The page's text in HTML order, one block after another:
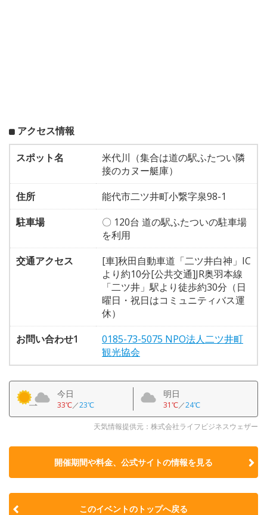
アクセス情報
スポット名
米代川（集合は道の駅ふたつい隣
接のカヌー艇庫）
住所
能代市二ツ井町小繋字泉98-1
駐車場
〇 120台 道の駅ふたついの駐車場
を利用
交通アクセス
[車]秋田自動車道「二ツ井白神」IC
より約10分[公共交通]JR奥羽本線
「二ツ井」駅より徒歩約30分（日
曜日・祝日はコミュニティバス運
休）
お問い合わせ1
0185-73-5075 NPO法人二ツ井町
観光協会
今日
33℃／23℃
明日
31℃／24℃
天気情報提供元：株式会社ライフビジネスウェザー
開催期間や料金、公式サイトの情報を見る
このイベントのトップへ戻る